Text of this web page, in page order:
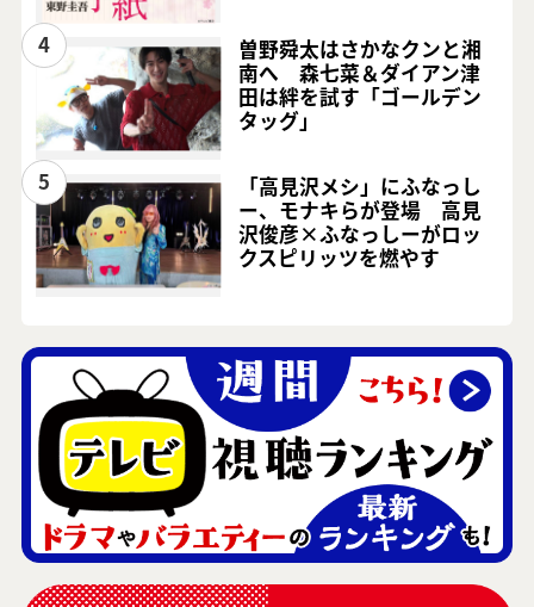
4
曽野舜太はさかなクンと湘
南へ 森七菜＆ダイアン津
田は絆を試す「ゴールデン
タッグ」
5
「高見沢メシ」にふなっし
ー、モナキらが登場 高見
沢俊彦×ふなっしーがロッ
クスピリッツを燃やす